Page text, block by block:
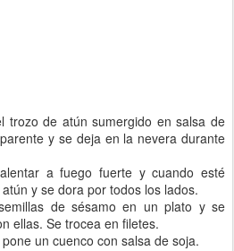
trozo de atún sumergido en salsa de
y se deja en la nevera durante
a fuego fuerte y cuando esté
y se dora por todos los lados.
de sésamo en un plato y se
ellas. Se trocea en filetes.
un cuenco con salsa de soja.